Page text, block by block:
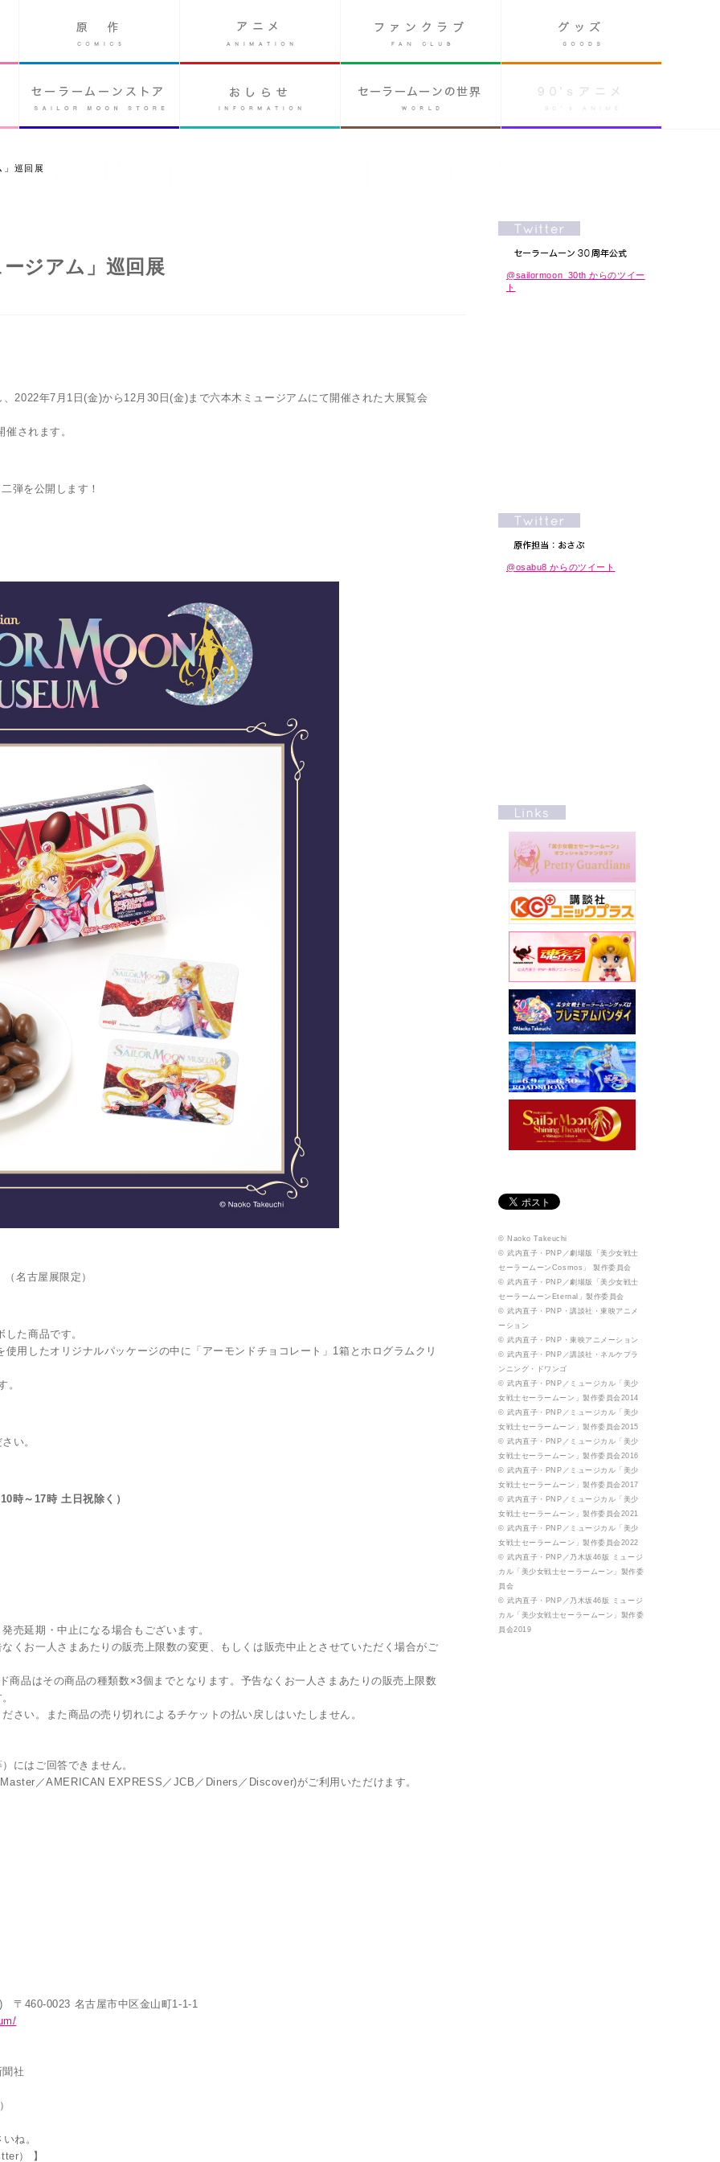
巡回展
ジアム」巡回展
2022年7月1日(金)から12月30日(金)まで六本木ミュージアムにて開催された大展覧会
されます。
弾を公開します！
名古屋展限定）
た商品です。
用したオリジナルパッケージの中に「アーモンドチョコレート」1箱とホログラムクリ
。
い。
時～17時 土日祝除く）
売延期・中止になる場合もございます。
くお一人さまあたりの販売上限数の変更、もしくは販売中止とさせていただく場合がご
商品はその商品の種類数×3個までとなります。予告なくお一人さまあたりの販売上限数
さい。また商品の売り切れによるチケットの払い戻しはいたしません。
にはご回答できません。
／AMERICAN EXPRESS／JCB／Diners／Discover)がご利用いただけます。
460-0023 名古屋市中区金山町1-1-1
社
ね。
） 】
@sailormoon_30th からのツイー
ト
@osabu8 からのツイート
© Naoko Takeuchi
© 武内直子・PNP／劇場版「美少女戦士
セーラームーンCosmos」 製作委員会
© 武内直子・PNP／劇場版「美少女戦士
セーラームーンEternal」製作委員会
© 武内直子・PNP・講談社・東映アニメ
ーション
© 武内直子・PNP・東映アニメーション
© 武内直子・PNP／講談社・ネルケプラ
ンニング・ドワンゴ
© 武内直子・PNP／ミュージカル「美少
女戦士セーラームーン」製作委員会2014
© 武内直子・PNP／ミュージカル「美少
女戦士セーラームーン」製作委員会2015
© 武内直子・PNP／ミュージカル「美少
女戦士セーラームーン」製作委員会2016
© 武内直子・PNP／ミュージカル「美少
女戦士セーラームーン」製作委員会2017
© 武内直子・PNP／ミュージカル「美少
女戦士セーラームーン」製作委員会2021
© 武内直子・PNP／ミュージカル「美少
女戦士セーラームーン」製作委員会2022
© 武内直子・PNP／乃木坂46版 ミュージ
カル「美少女戦士セーラームーン」製作委
員会
© 武内直子・PNP／乃木坂46版 ミュージ
カル「美少女戦士セーラームーン」製作委
員会2019